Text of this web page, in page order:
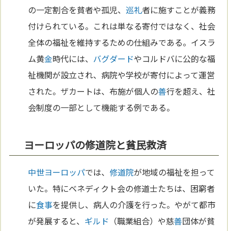
の一定割合を貧者や孤児、巡礼者に施すことが義務
付けられている。これは単なる寄付ではなく、社会
全体の福祉を維持するための仕組みである。イスラ
ム黄金時代には、 バグダードやコルドバに公的な福
祉機関が設立され、病院や学校が寄付によって運営
された。ザカートは、布施が個人の善行を超え、社
会制度の一部として機能する例である。
ヨーロッパの修道院と貧民救済
中世ヨーロッパでは、修道院が地域の福祉を担って
いた。特にベネディクト会の修道士たちは、困窮者
に食事を提供し、病人の介護を行った。やがて都市
が発展すると、 ギルド （職業組合）や慈善団体が貧